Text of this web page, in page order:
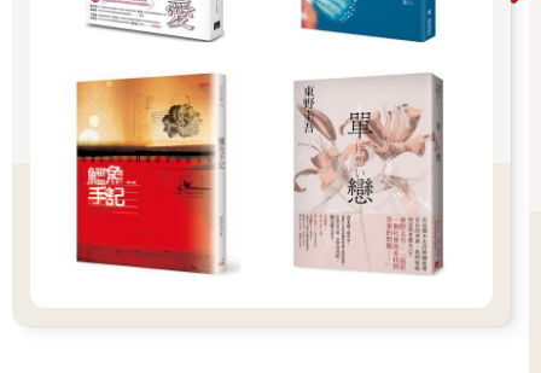
註：「我們日常生活中的永恆，比我們本身更加質樸。」
妳所尋獲的生活
並不是秋天調合奶油與孩子笑聲
就會散發曲奇餅香味
每一則童話故事的發生
像啞女獨自在山坡上，低首拉小提琴